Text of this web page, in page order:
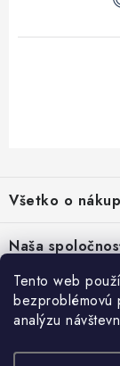
Tento web
bezproblémovú
analýzu
p
ä
t
Všetko o
Kontakty
Obchodné
Naša
SHOWROOM -
PREDAJŇA -
Prihlásenie
E-mail